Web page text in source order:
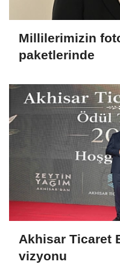
Millilerimizin
paketlerinde
Akhisar Ticaret
vizyonu